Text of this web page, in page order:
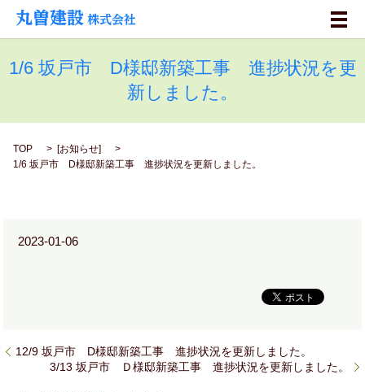
メ
1/6 坂戸市 D様邸新築工事 進捗状況を更
新しました。
TOP [お知らせ]
1/6 坂戸市 D様邸新築工事 進捗状況を更新しました。
2023-01-06
12/9 坂戸市 D様邸新築工事 進捗状況を更新しました。
3/13 坂戸市 Ｄ様邸新築工事 進捗状況を更新しました。